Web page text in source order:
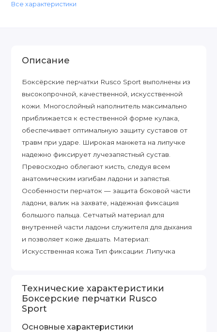
Все характеристики
Описание
Боксёрские перчатки Rusco Sport выполнены из
высокопрочной, качественной, искусственной
кожи. Многослойный наполнитель максимально
приближается к естественной форме кулака,
обеспечивает оптимальную защиту суставов от
травм при ударе. Широкая манжета на липучке
надежно фиксирует лучезапястный сустав.
Превосходно облегают кисть, следуя всем
анатомическим изгибам ладони и запястья.
Особенности перчаток — защита боковой части
ладони, валик на захвате, надежная фиксация
большого пальца. Сетчатый материал для
внутренней части ладони служителя для дыхания
и позволяет коже дышать. Материал:
Искусственная кожа Тип фиксации: Липучка
Технические характеристики
Боксерские перчатки Rusco
Sport
Основные характеристики